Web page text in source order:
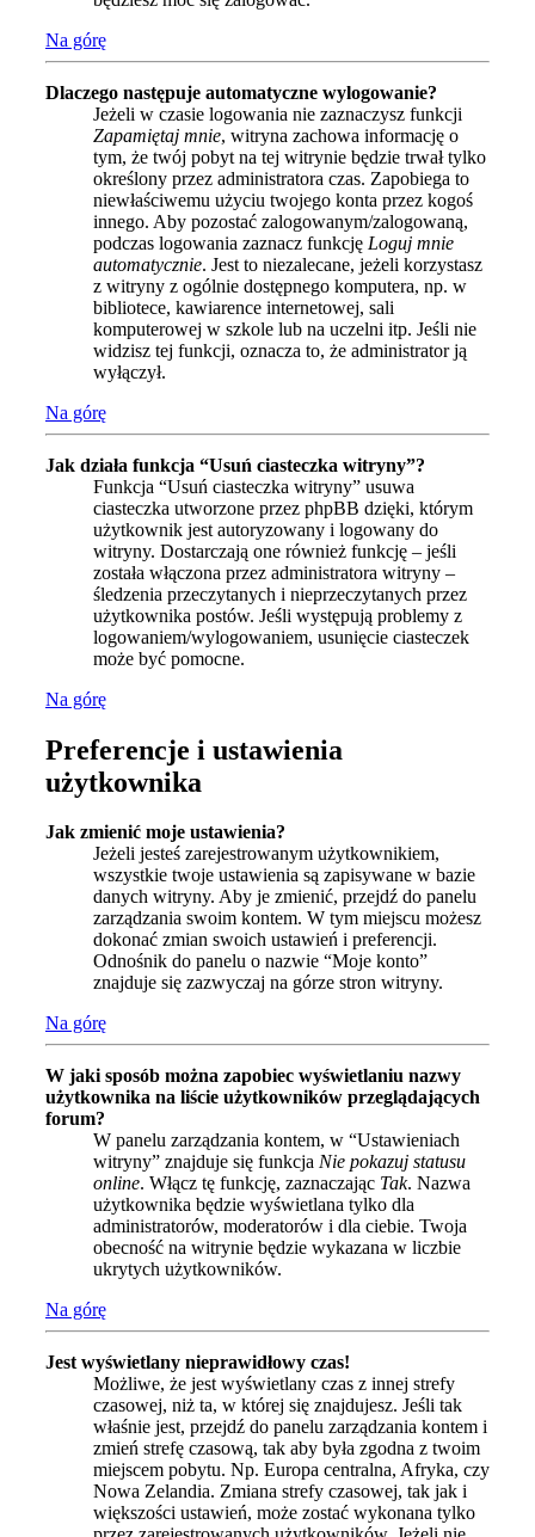
Na górę
Dlaczego następuje automatyczne wylogowanie?
Jeżeli w czasie logowania nie zaznaczysz funkcji
Zapamiętaj mnie, witryna zachowa informację o
tym, że twój pobyt na tej witrynie będzie trwał tylko
określony przez administratora czas. Zapobiega to
niewłaściwemu użyciu twojego konta przez kogoś
innego. Aby pozostać zalogowanym/zalogowaną,
podczas logowania zaznacz funkcję Loguj mnie
automatycznie. Jest to niezalecane, jeżeli korzystasz
z witryny z ogólnie dostępnego komputera, np. w
bibliotece, kawiarence internetowej, sali
komputerowej w szkole lub na uczelni itp. Jeśli nie
widzisz tej funkcji, oznacza to, że administrator ją
wyłączył.
Na górę
Jak działa funkcja “Usuń ciasteczka witryny”?
Funkcja “Usuń ciasteczka witryny” usuwa
ciasteczka utworzone przez phpBB dzięki, którym
użytkownik jest autoryzowany i logowany do
witryny. Dostarczają one również funkcję – jeśli
została włączona przez administratora witryny –
śledzenia przeczytanych i nieprzeczytanych przez
użytkownika postów. Jeśli występują problemy z
logowaniem/wylogowaniem, usunięcie ciasteczek
może być pomocne.
Na górę
Preferencje i ustawienia
użytkownika
Jak zmienić moje ustawienia?
Jeżeli jesteś zarejestrowanym użytkownikiem,
wszystkie twoje ustawienia są zapisywane w bazie
danych witryny. Aby je zmienić, przejdź do panelu
zarządzania swoim kontem. W tym miejscu możesz
dokonać zmian swoich ustawień i preferencji.
Odnośnik do panelu o nazwie “Moje konto”
znajduje się zazwyczaj na górze stron witryny.
Na górę
W jaki sposób można zapobiec wyświetlaniu nazwy
użytkownika na liście użytkowników przeglądających
forum?
W panelu zarządzania kontem, w “Ustawieniach
witryny” znajduje się funkcja Nie pokazuj statusu
online. Włącz tę funkcję, zaznaczając Tak. Nazwa
użytkownika będzie wyświetlana tylko dla
administratorów, moderatorów i dla ciebie. Twoja
obecność na witrynie będzie wykazana w liczbie
ukrytych użytkowników.
Na górę
Jest wyświetlany nieprawidłowy czas!
Możliwe, że jest wyświetlany czas z innej strefy
czasowej, niż ta, w której się znajdujesz. Jeśli tak
właśnie jest, przejdź do panelu zarządzania kontem i
zmień strefę czasową, tak aby była zgodna z twoim
miejscem pobytu. Np. Europa centralna, Afryka, czy
Nowa Zelandia. Zmiana strefy czasowej, tak jak i
większości ustawień, może zostać wykonana tylko